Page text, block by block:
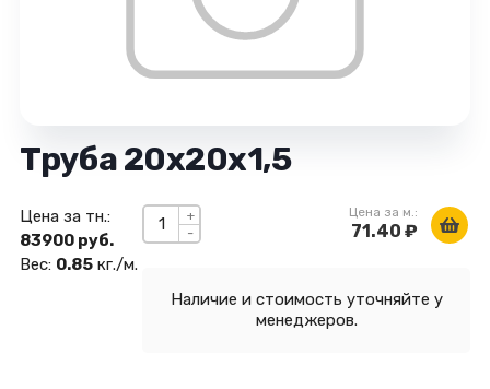
Труба 20х20х1,5
-
+ Цена за м.:
71.40 ₽
Наличие и стоимость уточняйте у
менеджеров.
Цена за тн.:
83900 руб.
Вес: 0.85кг./м.